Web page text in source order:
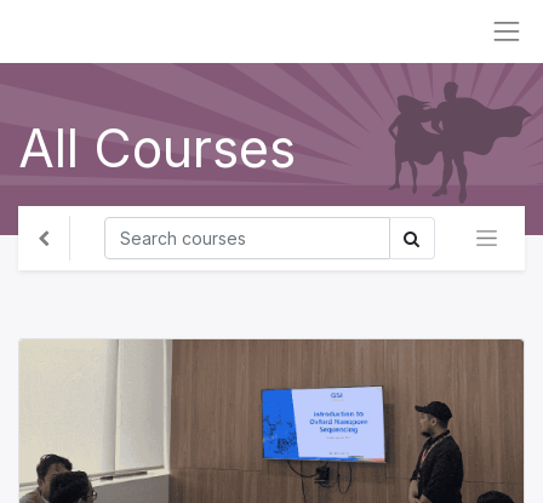
All Courses